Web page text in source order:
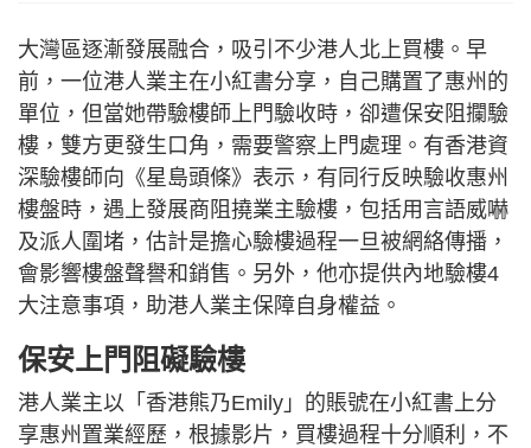
大灣區逐漸發展融合，吸引不少港人北上買樓。早
前，一位港人業主在小紅書分享，自己購置了惠州的
單位，但當她帶驗樓師上門驗收時，卻遭保安阻攔驗
樓，雙方更發生口角，需要警察上門處理。有香港資
深驗樓師向《星島頭條》表示，有同行反映驗收惠州
樓盤時，遇上發展商阻撓業主驗樓，包括用言語威嚇
及派人圍堵，估計是擔心驗樓過程一旦被網絡傳播，
會影響樓盤聲譽和銷售。另外，他亦提供內地驗樓4
大注意事項，助港人業主保障自身權益。
保安上門阻礙驗樓
港人業主以「香港熊乃Emily」的賬號在小紅書上分
享惠州置業經歷，根據影片，買樓過程十分順利，不